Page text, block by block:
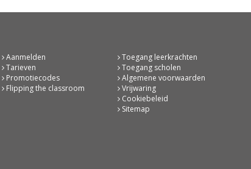
Aanmelden
Tarieven
Promotiecodes
Flipping the classroom
Toegang leerkrachten
Toegang scholen
Algemene voorwaarden
Vrijwaring
Cookiebeleid
Sitemap